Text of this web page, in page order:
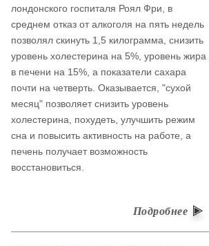
лондонского госпиталя Роял Фри, в
среднем отказ от алкоголя на пять недель
позволял скинуть 1,5 килограмма, снизить
уровень холестерина на 5%, уровень жира
в печени на 15%, а показатели сахара
почти на четверть. Оказывается, "сухой
месяц" позволяет снизить уровень
холестерина, похудеть, улучшить режим
сна и повысить активность на работе, а
печень получает возможность
восстановиться.
Подробнее